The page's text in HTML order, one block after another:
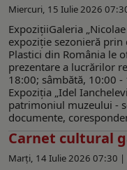
Miercuri, 15 Iulie 2026
ExpoziţiiGaleria
expoziție sezonieră
Plastici din România le
prezentare a lucrărilor
18:00; sâmbătă, 10:00
Expoziția „Idel
patrimoniul muzeului -
documente,
Carnet cultural
Marți, 14 Iulie 2026 07:30 |